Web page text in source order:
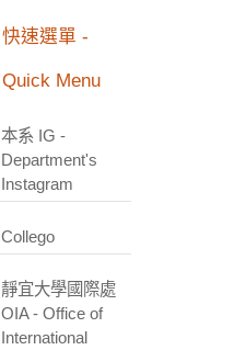
快速選單 -
Quick Menu
本系 IG -
Department's
Instagram
Collego
靜宜大學國際處
OIA - Office of
International